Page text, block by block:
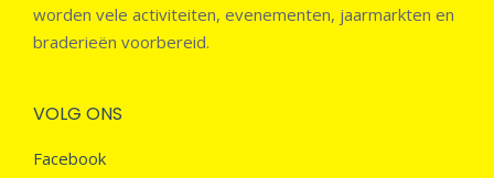
worden vele activiteiten, evenementen, jaarmarkten en
braderieën voorbereid.
VOLG ONS
Facebook